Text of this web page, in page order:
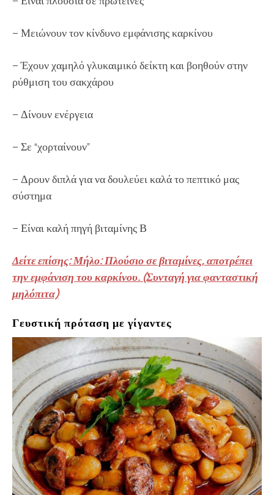
– Μειώνουν τον κίνδυνο εμφάνισης καρκίνου
– Έχουν χαμηλό γλυκαιμικό δείκτη και βοηθούν στην
ρύθμιση του σακχάρου
– Δίνουν ενέργεια
– Σε “χορταίνουν”
– Δρουν διπλά για να δουλεύει καλά το πεπτικό μας
σύστημα
– Είναι καλή πηγή βιταμίνης Β
Δείτε επίσης: Μήλο: Πλούσιο σε βιταμίνες, αποτρέπει
την εμφάνιση του καρκίνου. (Συνταγή για φανταστική
μηλόπιτα)
Γευστική πρόταση με γίγαντες